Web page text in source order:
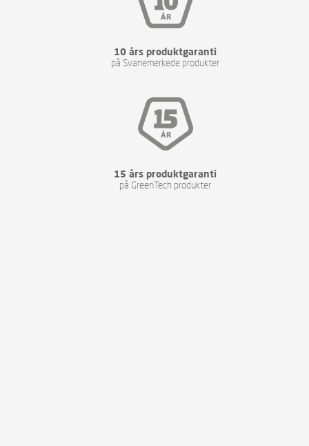
10 års produktgaranti
på Svanemerkede produkter
15 års produktgaranti
på GreenTech produkter